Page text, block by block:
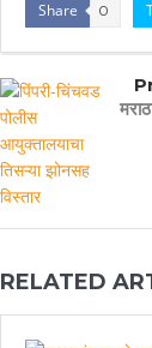
Share 0
RELATED